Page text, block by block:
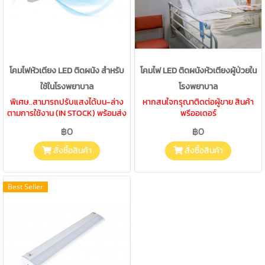
โคมไฟหัวเตียง LED ติดผนัง สำหรับ
ใช้ในโรงพยาบาล
พิเศษ..สามารถปรับแสงได้บน-ล่าง
ตามการใช้งาน (IN STOCK) พร้อมส่ง
฿0
สั่งซื้อสินค้า
โคมไฟ LED ติดผนังหัวเตียงผู้ป่วยใน
โรงพยาบาล
หากสนใจกรุณาติดต่อผู้ขาย สินค้า
พรีออเดอร์
฿0
สั่งซื้อสินค้า
Best Seller